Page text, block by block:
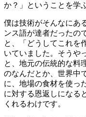
か？」ということを学
僕は技術がそんなにあ
ンス語が達者だったの
と、「どうしてこれを
いていました。そうや
と、地元の伝統的な料
のなんだとか、世界中
に、地場の食材を使っ
に対する恩返しになる
くれるわけです。